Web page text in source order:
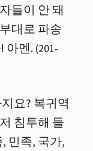
들이 안 돼
대로 파송
아멘. (201-
요? 복귀역
침투해 들
민족, 국가,